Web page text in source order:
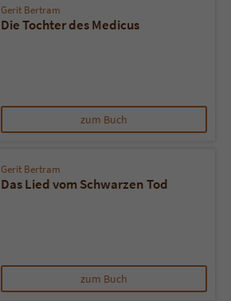
Gerit Bertram
Die Tochter des Medicus
zum Buch
Gerit Bertram
Das Lied vom Schwarzen Tod
zum Buch